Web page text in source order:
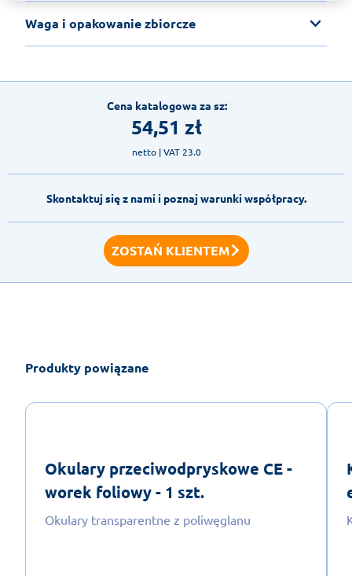
Waga i opakowanie zbiorcze
Cena katalogowa za sz:
54,51 zł
netto | VAT 23.0
Skontaktuj się z nami i poznaj warunki współpracy.
ZOSTAŃ KLIENTEM
Produkty powiązane
Okulary przeciwodpryskowe CE -
worek foliowy - 1 szt.
Okulary transparentne z poliwęglanu